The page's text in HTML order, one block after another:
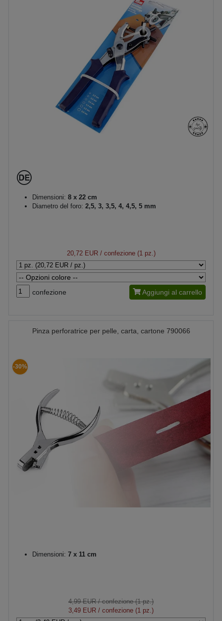
Dimensioni: 8 x 22 cm
Diametro del foro: 2,5, 3, 3,5, 4, 4,5, 5 mm
20,72 EUR/ confezione (1 pz.)
confezione Aggiungi al carrello
Pinza perforatrice per pelle, carta, cartone 790066
-30%
Dimensioni: 7 x 11 cm
4,99 EUR/ confezione (1 pz.)
3,49 EUR / confezione (1 pz.)